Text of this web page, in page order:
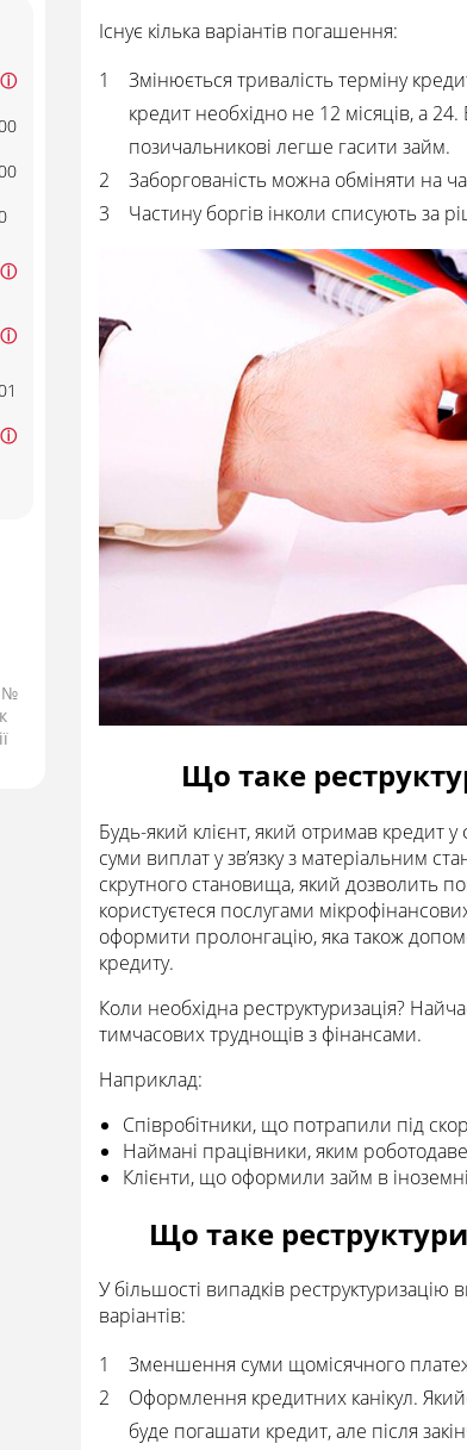
ⓘ
ⓘ
ⓘ
ⓘ
№
Існує кілька варіантів погашення:
Змінюється тривалість терміну
кредит необхідно не 12 місяців, а
позичальникові легше гасити займ.
Заборгованість можна обміняти на
Частину боргів інколи списують за
Що таке
Будь-який клієнт, який отримав кредит
суми виплат у зв’язку з матеріальним
скрутного становища, який дозволить
користуєтеся послугами
оформити пролонгацію, яка також
кредиту.
Коли необхідна реструктуризація?
тимчасових труднощів з фінансами.
Наприклад:
Співробітники, що потрапили під
Наймані працівники, яким
Клієнти, що оформили займ в
Що таке
У більшості випадків
варіантів:
Зменшення суми щомісячного
Оформлення кредитних канікул.
буде погашати кредит, але після